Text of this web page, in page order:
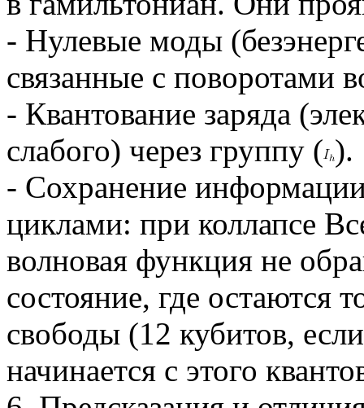
- Нулевые моды
связанные с поворотами
- Квантование заряда
слабого) через группу ( ).
- Сохранение
циклами: при коллапсе
волновая функция не
состояние, где остаются
свободы (12 кубитов,
начинается с этого